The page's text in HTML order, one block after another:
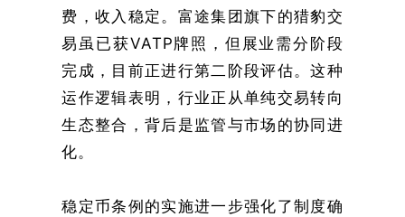
费，收入稳定。富途集团旗下的猎豹交
易虽已获VATP牌照，但展业需分阶段
完成，目前正进行第二阶段评估。这种
运作逻辑表明，行业正从单纯交易转向
生态整合，背后是监管与市场的协同进
化。
稳定币条例的实施进一步强化了制度确